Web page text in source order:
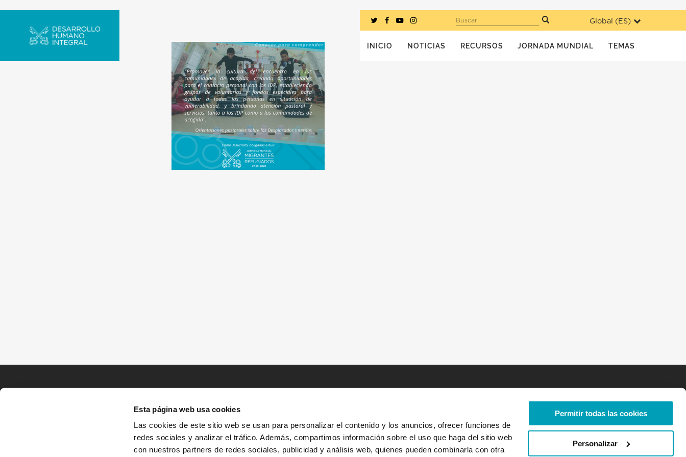
Esta página web usa cookies
Las cookies de este sitio web se usan para personalizar el contenido y los anuncios, ofrecer funciones de
redes sociales y analizar el tráfico. Además, compartimos información sobre el uso que haga del sitio web
con nuestros partners de redes sociales, publicidad y análisis web, quienes pueden combinarla con otra
Permitir todas las cookies
Personalizar
Global (ES)
Buscar
INICIO NOTICIAS RECURSOS JORNADA MUNDIAL TEMAS
INICIO HISTORIAS RECURSOS